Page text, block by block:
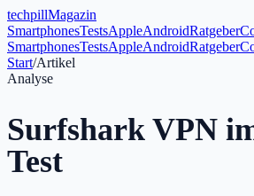
techpillMagazin
SmartphonesTestsAppleAndroidRatgeber
SmartphonesTestsAppleAndroidRatgeber
Start/Artikel
Analyse
Surfshark VPN
Test